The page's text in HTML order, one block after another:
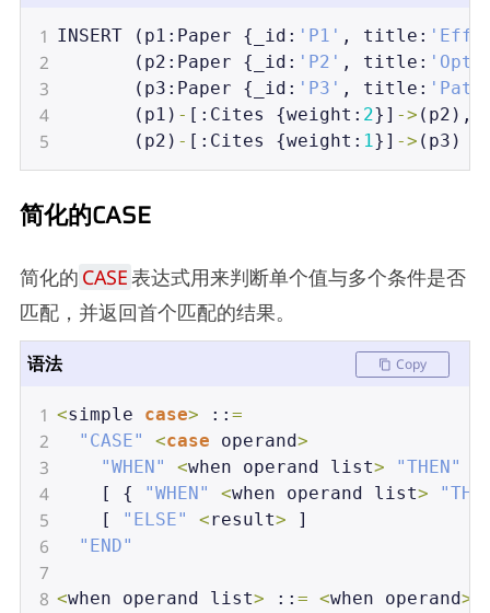
1 INSERT ( p1 : Paper { _id : 'P1' , title :
2
       (
p2 : Paper { _id : 'P2' , title :
3
       (
p3 : Paper { _id : 'P3' , title :
4
       (
p1 ) - [: Cites {weight : 2}] -> ( p2 ),
5
       (
p2 ) - [: Cites {weight : 1}] -> ( p3 )
简化的CASE
简化的 CASE表达式用来判断单个值与多个条件是否
匹配，并返回首个匹配的结果。
语法 Copy
1 <simple case> :: =
2 "CASE" <case operand>
3 "WHEN" <when operand list> "THEN"
4
    [ {
"WHEN" <when operand list>
5 "ELSE" <result>
6 "END"
7
8 <when operand list> :: = <when operand>